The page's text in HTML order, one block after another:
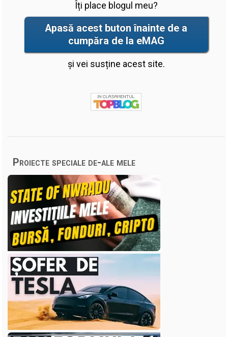
Îți place blogul meu?
Apasă acest buton înainte de a
cumpăra de la eMAG
și vei susține acest site.
Proiecte speciale de-ale mele